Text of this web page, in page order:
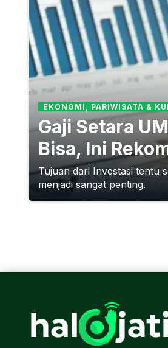
EKONOMI, PARIWISATA &
Gaji Setara
Bisa, Ini
Tujuan dari Investasi tentu
menjadi sangat penting.